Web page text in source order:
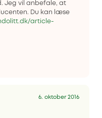
Jeg vil anbefale, at
Du kan læse
article-
6. oktober 2016